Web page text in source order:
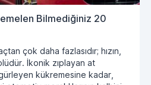
Bilmediğiniz 20
çok daha fazlasıdır; hızın,
İkonik zıplayan at
kükremesine kadar,